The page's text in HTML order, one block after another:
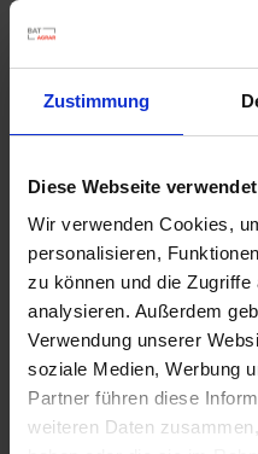
Zustimmung
Diese Webseite
Wir verwenden Cookies,
personalisieren,
zu können und die
analysieren. Außerdem
Verwendung unserer
soziale Medien, Werbung
Partner führen diese
weiteren Daten
Ähnliche Produkte